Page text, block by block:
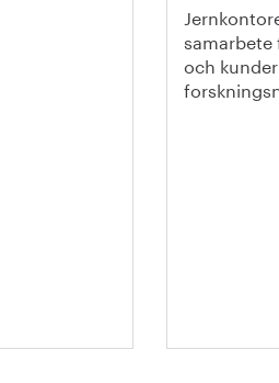
samarbete
och